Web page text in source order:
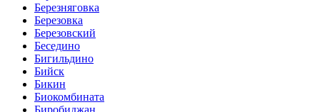
Березняговка
Березовка
Березовский
Беседино
Бигильдино
Бийск
Бикин
Биокомбината
Биробиджан